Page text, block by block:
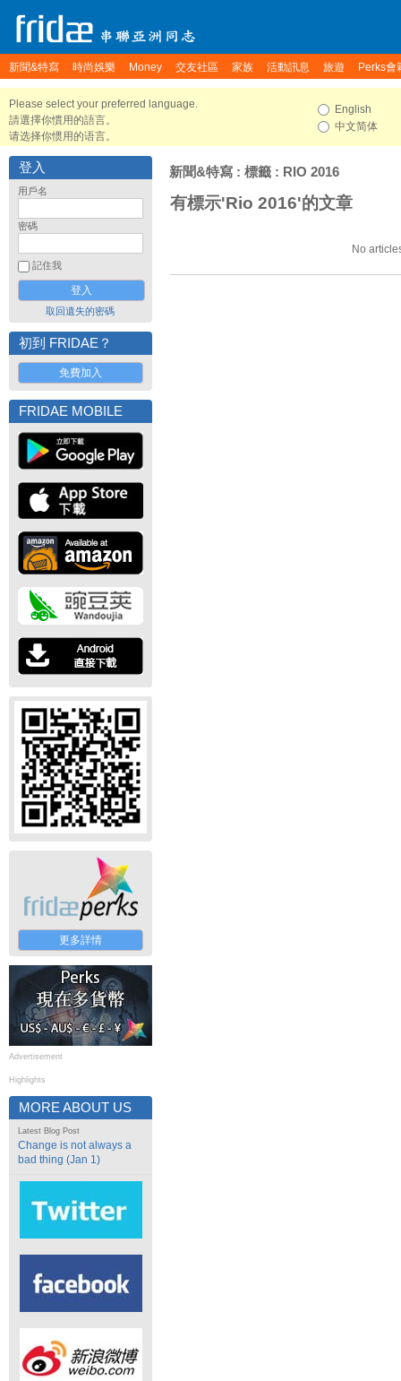
新聞&特寫 時尚娛樂 Money 交友社區 家族 活動訊息 旅遊 Perks會
Please select your preferred language.
請選擇你慣用的語言。
请选择你惯用的语言。
English
中文简体
登入
用戶名
密碼
記住我
取回遺失的密碼
初到 FRIDAE？
免費加入
FRIDAE MOBILE
更多詳情
Advertisement
Highlights
MORE ABOUT US
Latest Blog Post
Change is not always a
bad thing (Jan 1)
新聞&特寫 : 標籤 : RIO 2016
有標示'Rio 2016'的文章
No